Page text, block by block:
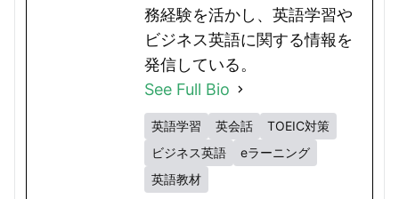
務経験を活かし、英語学習や
ビジネス英語に関する情報を
発信している。
See Full Bio
英語学習 英会話
TOEIC対策
ビジネス英語
eラーニング
英語教材